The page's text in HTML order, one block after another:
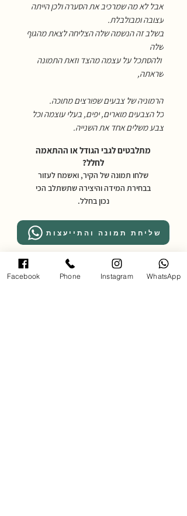
אבל לא מה שמרכיב את הסערה ולכן הייתה
עצובה ומבולבלת.
בשלב זה הנשמה שלה הצליחה לצאת מהגוף
שלה
ולהסתכל על עצמה מהצד וזאת התמונה
שראתה,
הרמוניה של צבעים שפורצים מתוכה.
כל הצבעים מוארים, יפים, בעלי עוצמה וכל
צבע משלים אחד את השנייה.
מתלבטים לגבי הגודל או ההתאמה
לחלל?
שלחו תמונה של הקיר, ואשמח לעזור
בבחירת המידה והיצירה שתשתלב הכי
נכון בחלל.
שליחת תמונה והתייעצות
Facebook Phone Instagram WhatsApp